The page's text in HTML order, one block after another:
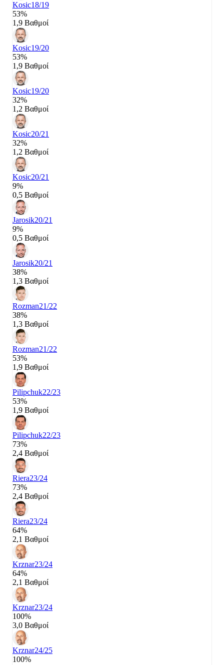
Kosic18/19
53%
1,9 Βαθμοί
Kosic19/20
53%
1,9 Βαθμοί
Kosic19/20
32%
1,2 Βαθμοί
Kosic20/21
32%
1,2 Βαθμοί
Kosic20/21
9%
0,5 Βαθμοί
Jarosik20/21
9%
0,5 Βαθμοί
Jarosik20/21
38%
1,3 Βαθμοί
Rozman21/22
38%
1,3 Βαθμοί
Rozman21/22
53%
1,9 Βαθμοί
Pilipchuk22/23
53%
1,9 Βαθμοί
Pilipchuk22/23
73%
2,4 Βαθμοί
Riera23/24
73%
2,4 Βαθμοί
Riera23/24
64%
2,1 Βαθμοί
Krznar23/24
64%
2,1 Βαθμοί
Krznar23/24
100%
3,0 Βαθμοί
Krznar24/25
100%